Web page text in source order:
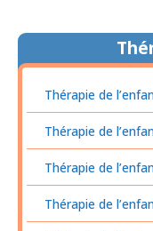
Thérapie de
Thérapie de
Thérapie de
Thérapie de